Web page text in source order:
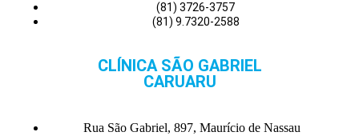
(81) 3726-3757
(81) 9.7320-2588
CLÍNICA SÃO GABRIEL
CARUARU
Rua São Gabriel, 897, Maurício de Nassau